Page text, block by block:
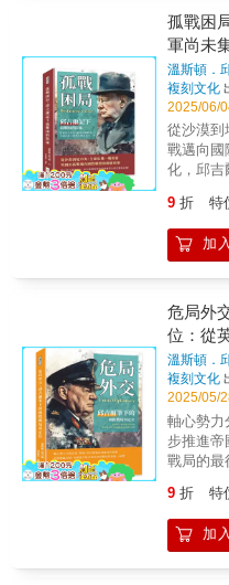
最精湛，
民族的軍
得到強化
思汗幾乎
令體系。
所未見的
有歐洲主
農業、商
勢，超越
十九世紀
洲國家
確實被運
一個以歐
國家對
四、十
的生意，
商建立密
性意義的
的地位
速從大不
紀的兩次
之明或準
早，又
九四九年
軍備競
是民主聯
面升級與
線陷入僵
段。邱吉
利，而是
記錄戰
現全球反
英、美
亂中走
書為《孤
略精華
初德國對
調，以及
衡抉擇，
戰爭。
內戰與
的對立
書選取具
由分散逐
緣中孕育
制度、自
序的洗
洲的每一
配。無論
洲本土。
外拓土，
洲與美
火 19世
崛起。不
由、平等
洲的多場
意識如何
家。每一
犧牲與矛
變了整個
全景式呈
突，從古
解析軍事
更替與人
為讀者提
虛擬世界成為真
體、搜尋
與輿論
服或旗幟
中。本書
製造混
術底層。 ▎從決策室到大腦深處，戰場已無所
不在 現代作戰早已突破地理疆界，進入
「秒級
本書探討
們：未
料流、讀取
設變成戰略目標 通訊
設施的基
威懾的焦
發的連鎖
新武裝，布
兵，資訊就是武器 面
不再是被
環。本
資訊回報
自由若無
〔本書特
超越槍
數位戰場
面、量子
孤戰困
軍尚未
與外交
溫斯頓．
複刻文化
2025/06/
從沙漠到
戰邁向國
化，邱吉
署】本書
內容來自
進》與
的分冊方
排，刪繁
以在有
【多線戰
後的多線
何於沙
對敵軍壓
美爾率軍
夫的政治
背後的戰
交上尋
【邱吉爾
吉爾不僅
9 折 特
加
危局外
位：從
堅守與
溫斯頓．
複刻文化
2025/05/
軸心勢力
步推進
戰局的最
從孤戰走
典戰時回
界大戰
9 折 特
加